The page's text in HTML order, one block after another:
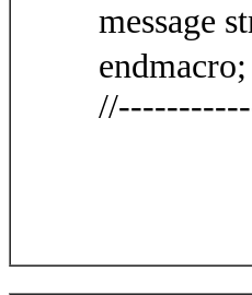
message
endmacro;
山